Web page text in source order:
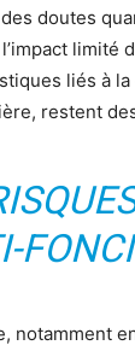
doutes
limité
liés à
restent
notamment